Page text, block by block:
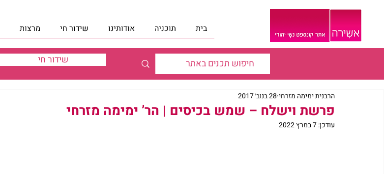
בית תוכניה אודותינו שידור חי מרצות
שידור חי
פרשת וישלח – שמש בכיסים | הר’ ימימה מזרחי
הרבנית ימימה מזרחי 28 בנוב׳ 2017
עודכן:7 במרץ 2022